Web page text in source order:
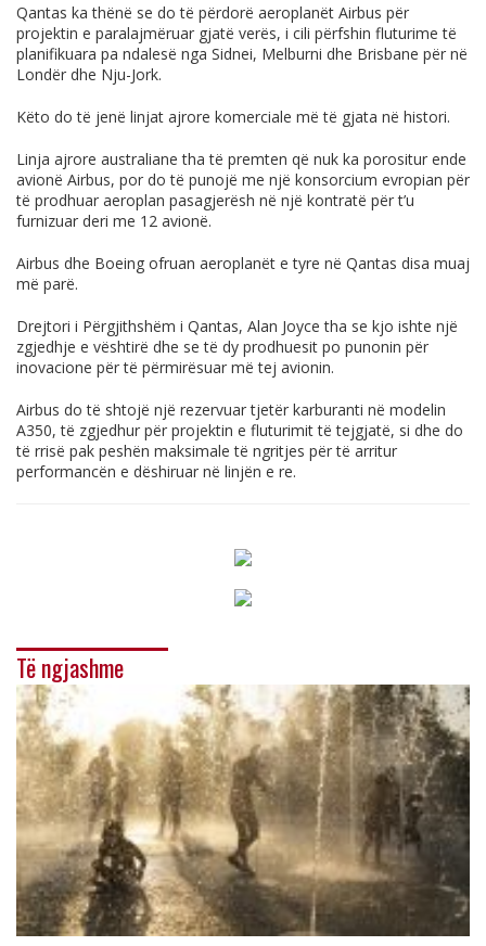
Qantas ka thënë se do të përdorë aeroplanët Airbus për
projektin e paralajmëruar gjatë verës, i cili përfshin fluturime të
planifikuara pa ndalesë nga Sidnei, Melburni dhe Brisbane për në
Londër dhe Nju-Jork.
Këto do të jenë linjat ajrore komerciale më të gjata në histori.
Linja ajrore australiane tha të premten që nuk ka porositur ende
avionë Airbus, por do të punojë me një konsorcium evropian për
të prodhuar aeroplan pasagjerësh në një kontratë për t’u
furnizuar deri me 12 avionë.
Airbus dhe Boeing ofruan aeroplanët e tyre në Qantas disa muaj
më parë.
Drejtori i Përgjithshëm i Qantas, Alan Joyce tha se kjo ishte një
zgjedhje e vështirë dhe se të dy prodhuesit po punonin për
inovacione për të përmirësuar më tej avionin.
Airbus do të shtojë një rezervuar tjetër karburanti në modelin
A350, të zgjedhur për projektin e fluturimit të tejgjatë, si dhe do
të rrisë pak peshën maksimale të ngritjes për të arritur
performancën e dëshiruar në linjën e re.
Të ngjashme